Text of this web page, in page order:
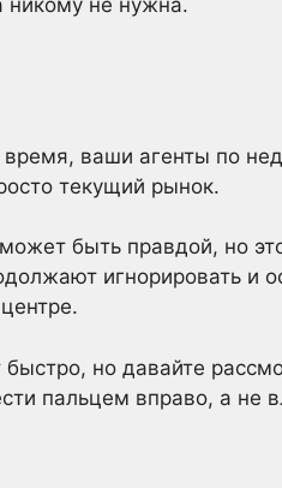
ваши агенты по
текущий рынок.
быть правдой, но
игнорировать и
но давайте
пальцем вправо, а не